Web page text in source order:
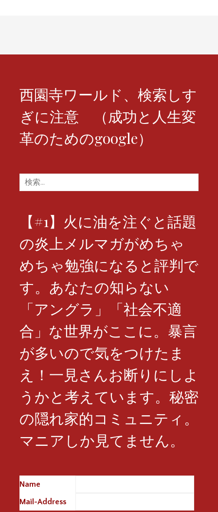
ン
西園寺ワールド、検索しす
ぎに注意 （成功と人生変
革のためのgoogle）
検
索:
【#1】火に油を注ぐと話題
の炎上メルマガがめちゃ
めちゃ勉強になると評判で
す。あなたの知らない
「アングラ」「社会不適
合」な世界がここに。暴言
が多いので気をつけたま
え！一見さんお断りにしよ
うかと考えています。秘密
の隠れ家的コミュニティ。
マニアしか見てません。
Name
Mail-Address